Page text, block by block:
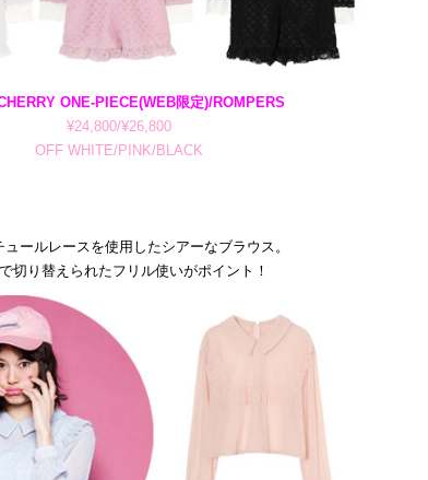
ONE-PIECE(WEB限定)/ROMPERS
¥24,800/¥26,800
OFF WHITE/PINK/BLACK
ュールレースを使用したシアーなブラウス。
切り替えられたフリル使いがポイント！